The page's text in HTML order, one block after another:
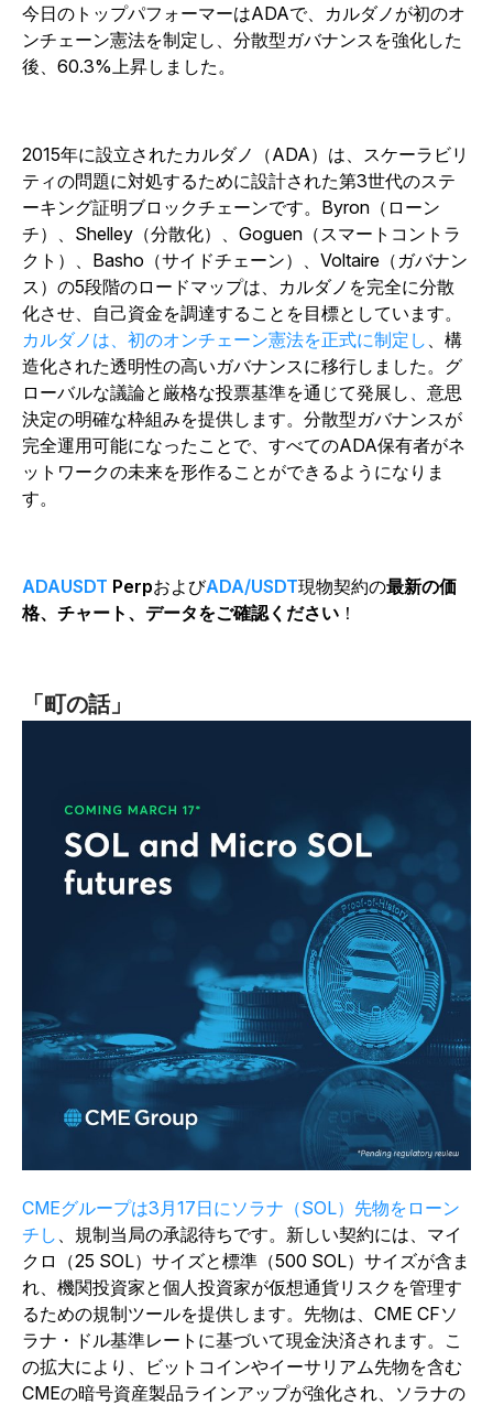
今日のトップパフォーマーはADAで、カルダノが初のオ
ンチェーン憲法を制定し、分散型ガバナンスを強化した
後、60.3%上昇しました。
2015年に設立されたカルダノ（ADA）は、スケーラビリ
ティの問題に対処するために設計された第3世代のステ
ーキング証明ブロックチェーンです。Byron（ローン
チ）、Shelley（分散化）、Goguen（スマートコントラ
クト）、Basho（サイドチェーン）、Voltaire（ガバナン
ス）の5段階のロードマップは、カルダノを完全に分散
化させ、自己資金を調達することを目標としています。
カルダノは、初のオンチェーン憲法を正式に制定し 、構
造化された透明性の高いガバナンスに移行しました。グ
ローバルな議論と厳格な投票基準を通じて発展し、意思
決定の明確な枠組みを提供します。分散型ガバナンスが
完全運用可能になったことで、すべてのADA保有者がネ
ットワークの未来を形作ることができるようになりま
す。
ADAUSDT PerpおよびADA/USDT現物契約の最新の価
格、チャート、データをご確認ください ！
「町の話」
CMEグループは3月17日にソラナ（SOL）先物をローン
チし 、規制当局の承認待ちです。新しい契約には、マイ
クロ（25 SOL）サイズと標準（500 SOL）サイズが含ま
れ、機関投資家と個人投資家が仮想通貨リスクを管理す
るための規制ツールを提供します。先物は、CME CFソ
ラナ・ドル基準レートに基づいて現金決済されます。こ
の拡大により、ビットコインやイーサリアム先物を含む
CMEの暗号資産製品ラインアップが強化され、ソラナの